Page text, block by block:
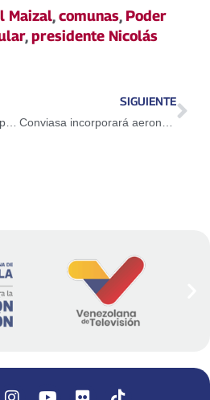
Maizal,comunas, Poder
,presidente Nicolás
SIGUIENTE